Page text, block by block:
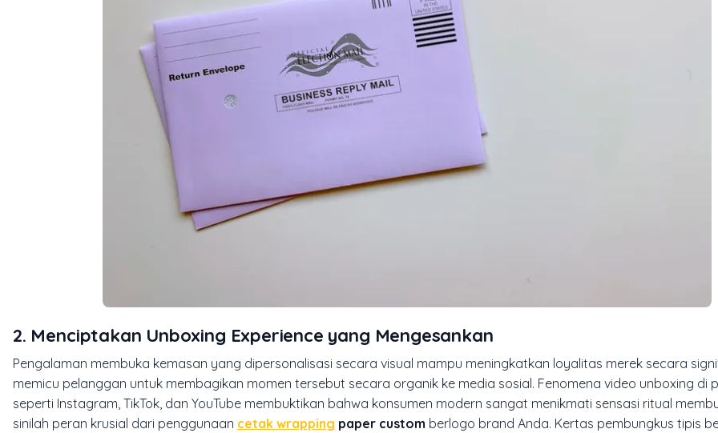
2. Menciptakan Unboxing Experience yang Mengesankan
Pengalaman membuka kemasan yang dipersonalisasi secara visual mampu meningkatkan loyalitas merek secara
memicu pelanggan untuk membagikan momen tersebut secara organik ke media sosial. Fenomena video unboxing di
seperti Instagram, TikTok, dan YouTube membuktikan bahwa konsumen modern sangat menikmati sensasi ritual
sinilah peran krusial dari penggunaan cetak wrapping paper custom berlogo brand Anda. Kertas pembungkus tipis